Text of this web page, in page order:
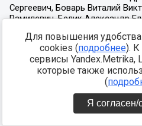
Для повышения
cookies (подробнее). К
сервисы Yandex.Metrika,
которые также
(
Я согласен/